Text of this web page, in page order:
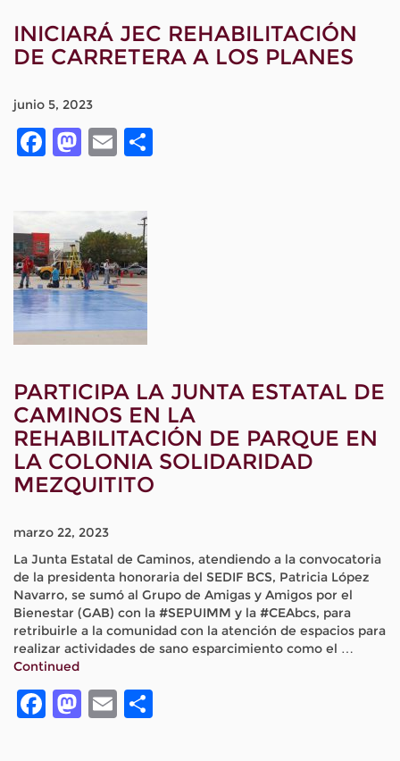
INICIARÁ JEC REHABILITACIÓN
DE CARRETERA A LOS PLANES
junio 5, 2023
Facebook
Mastodon
Email
PARTICIPA LA JUNTA ESTATAL DE
CAMINOS EN LA
REHABILITACIÓN DE PARQUE EN
LA COLONIA SOLIDARIDAD
MEZQUITITO
marzo 22, 2023
La Junta Estatal de Caminos, atendiendo a la convocatoria
de la presidenta honoraria del SEDIF BCS, Patricia López
Navarro, se sumó al Grupo de Amigas y Amigos por el
Bienestar (GAB) con la #SEPUIMM y la #CEAbcs, para
retribuirle a la comunidad con la atención de espacios para
realizar actividades de sano esparcimiento como el …
Continued
Facebook
Mastodon
Email